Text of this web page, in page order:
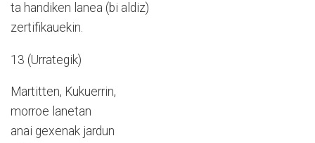
ta handiken lanea (bi aldiz)
zertifikauekin.
13 (Urrategik)
Martitten, Kukuerrin,
morroe lanetan
anai gexenak jardun